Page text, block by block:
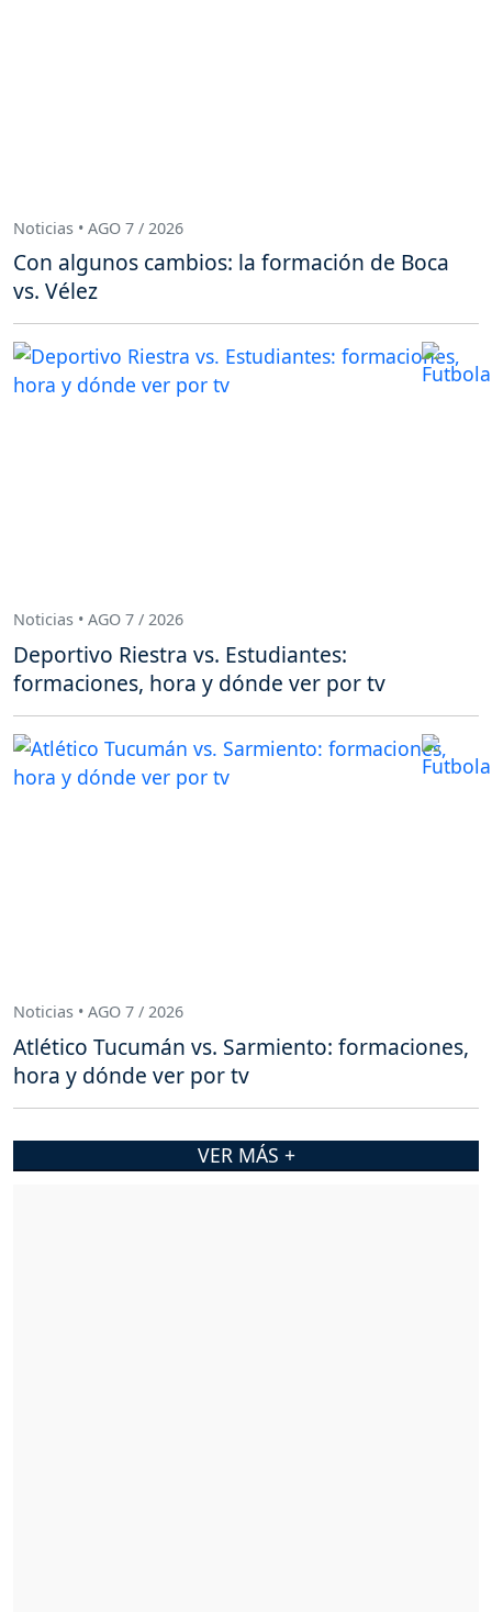
Noticias • AGO 7 / 2026
Con algunos cambios: la formación de Boca
vs. Vélez
Noticias • AGO 7 / 2026
Deportivo Riestra vs. Estudiantes:
formaciones, hora y dónde ver por tv
Noticias • AGO 7 / 2026
Atlético Tucumán vs. Sarmiento: formaciones,
hora y dónde ver por tv
VER MÁS +